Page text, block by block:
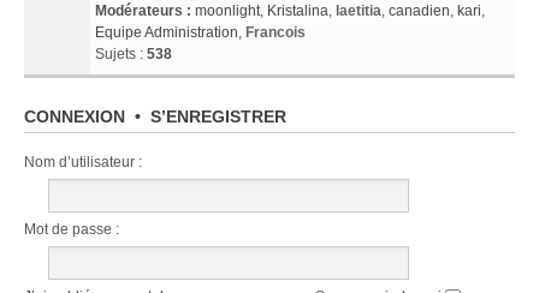
Modérateurs : moonlight, Kristalina, laetitia, canadien, kari,
Equipe Administration, Francois
Sujets : 538
CONNEXION • S’ENREGISTRER
Nom d’utilisateur :
Mot de passe :